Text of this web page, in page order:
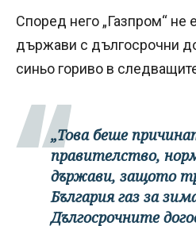
Според него „Газпром“
държави с дългосрочни
синьо гориво в
„Това беше
правителство,
държави, защото
България газ за
Дългосрочните